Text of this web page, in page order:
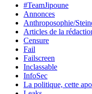
#TeamJipoune
Annonces
Anthroposophie/
Articles de la
Censure
Fail
Failscreen
Inclassable
InfoSec
La politique, cette